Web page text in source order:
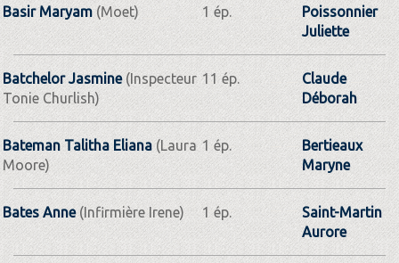
Basir Maryam(Moet) 1 ép.
Poissonnier
Juliette
Batchelor Jasmine(Inspecteur
Tonie Churlish)
11 ép.
Claude
Déborah
Bateman Talitha Eliana(Laura
Moore)
1 ép.
Bertieaux
Maryne
Bates Anne(Infirmière Irene) 1 ép.
Saint-Martin
Aurore